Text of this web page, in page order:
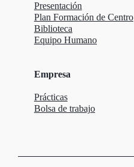
Presentación
Plan Formación de Centro
Biblioteca
Equipo Humano
Empresa
Prácticas
Bolsa de trabajo